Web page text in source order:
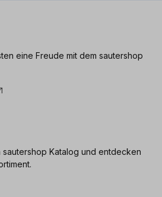
eine Freude mit dem sautershop
Katalog und entdecken